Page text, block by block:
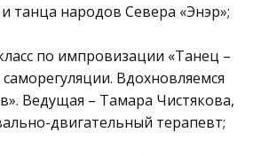
танца народов Севера «Энэр»;
по импровизации «Танец –
Вдохновляемся
Ведущая – Тамара Чистякова,
двигательный терапевт;